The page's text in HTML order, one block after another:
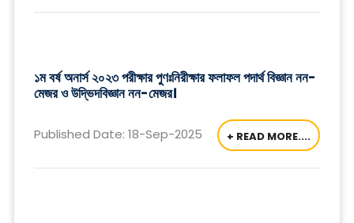
১ম বর্ষ অনার্স ২০২৩ পরীক্ষার পুণঃনিরীক্ষার ফলাফল পদার্থ বিজ্ঞান নন-
মেজর ও উদ্ভিদবিজ্ঞান নন-মেজর।
Published Date: 18-Sep-2025 + READ MORE....